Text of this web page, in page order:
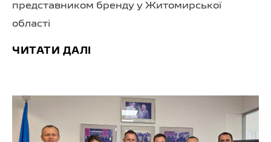
представником бренду у Житомирської
області
ЧИТАТИ ДАЛІ